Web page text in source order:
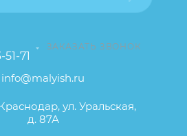
71
ЗАКАЗАТЬ ЗВОНОК
info@malyish.ru
ул. Уральская,
д. 87А